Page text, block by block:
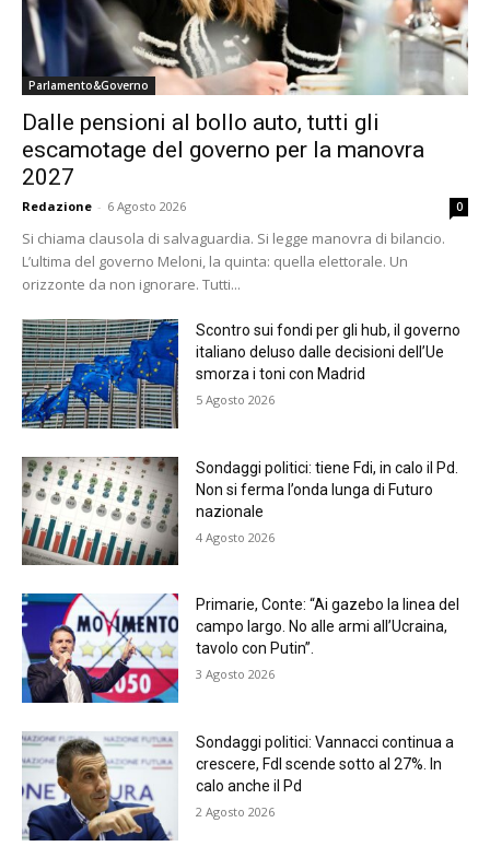
Parlamento&Governo
Dalle pensioni al bollo auto, tutti gli
escamotage del governo per la manovra
2027
Redazione - 6 Agosto 2026 0
Si chiama clausola di salvaguardia. Si legge manovra di bilancio.
L’ultima del governo Meloni, la quinta: quella elettorale. Un
orizzonte da non ignorare. Tutti...
Scontro sui fondi per gli hub, il governo
italiano deluso dalle decisioni dell’Ue
smorza i toni con Madrid
5 Agosto 2026
Sondaggi politici: tiene Fdi, in calo il Pd.
Non si ferma l’onda lunga di Futuro
nazionale
4 Agosto 2026
Primarie, Conte: “Ai gazebo la linea del
campo largo. No alle armi all’Ucraina,
tavolo con Putin”.
3 Agosto 2026
Sondaggi politici: Vannacci continua a
crescere, FdI scende sotto al 27%. In
calo anche il Pd
2 Agosto 2026